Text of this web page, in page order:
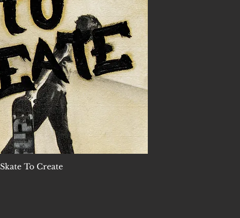
Schnellansicht
Skate To Create